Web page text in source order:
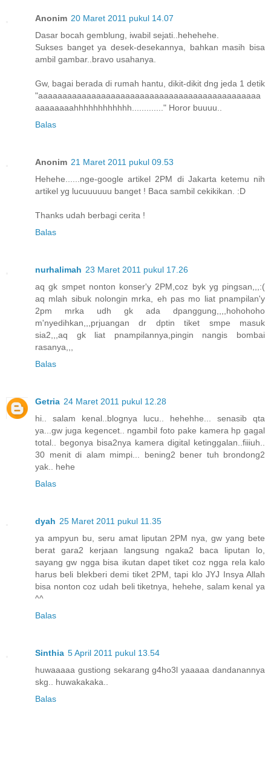
Anonim 20 Maret 2011 pukul 14.07
Dasar bocah gemblung, iwabil sejati..hehehehe.
Sukses banget ya desek-desekannya, bahkan masih bisa
ambil gambar..bravo usahanya.
Gw, bagai berada di rumah hantu, dikit-dikit dng jeda 1 detik
"aaaaaaaaaaaaaaaaaaaaaaaaaaaaaaaaaaaaaaaaaaaaaa
aaaaaaaahhhhhhhhhhhh............." Horor buuuu..
Balas
Anonim 21 Maret 2011 pukul 09.53
Hehehe......nge-google artikel 2PM di Jakarta ketemu nih
artikel yg lucuuuuuu banget ! Baca sambil cekikikan. :D
Thanks udah berbagi cerita !
Balas
nurhalimah 23 Maret 2011 pukul 17.26
aq gk smpet nonton konser'y 2PM,coz byk yg pingsan,,,:(
aq mlah sibuk nolongin mrka, eh pas mo liat pnampilan'y
2pm mrka udh gk ada dpanggung,,,,hohohoho
m'nyedihkan,,,prjuangan dr dptin tiket smpe masuk
sia2,,,aq gk liat pnampilannya,pingin nangis bombai
rasanya,,,
Balas
Getria 24 Maret 2011 pukul 12.28
hi.. salam kenal..blognya lucu.. hehehhe... senasib qta
ya...gw juga kegencet.. ngambil foto pake kamera hp gagal
total.. begonya bisa2nya kamera digital ketinggalan..fiiiuh..
30 menit di alam mimpi... bening2 bener tuh brondong2
yak.. hehe
Balas
dyah 25 Maret 2011 pukul 11.35
ya ampyun bu, seru amat liputan 2PM nya, gw yang bete
berat gara2 kerjaan langsung ngaka2 baca liputan lo,
sayang gw ngga bisa ikutan dapet tiket coz ngga rela kalo
harus beli blekberi demi tiket 2PM, tapi klo JYJ Insya Allah
bisa nonton coz udah beli tiketnya, hehehe, salam kenal ya
^^
Balas
Sinthia 5 April 2011 pukul 13.54
huwaaaaa gustiong sekarang g4ho3l yaaaaa dandanannya
skg.. huwakakaka..
Balas